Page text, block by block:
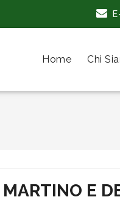
Home Chi
E